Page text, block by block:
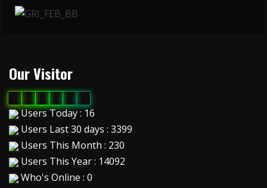
Our Visitor
1 8
Users Today : 16
Users Last 30 days : 3399
Users This Month : 230
Users This Year : 14092
Who's Online : 0